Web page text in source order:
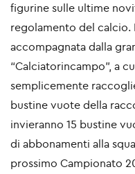
figurine sulle ultime
regolamento del calcio.
accompagnata dalla
“Calciatorincampo”, a
semplicemente
bustine vuote della
invieranno 15 bustine
di abbonamenti alla
prossimo Campionato